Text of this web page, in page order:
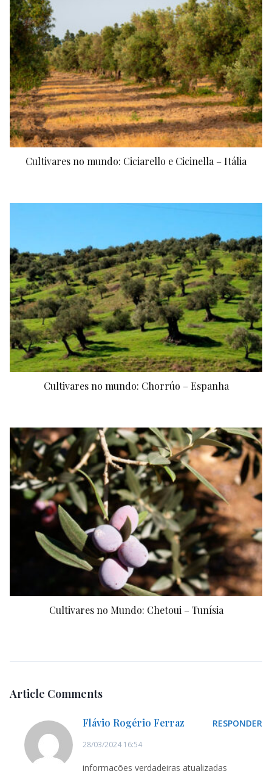
Cultivares no mundo: Ciciarello e Cicinella – Itália
Cultivares no mundo: Chorrúo – Espanha
Cultivares no Mundo: Chetoui – Tunísia
Article Comments
Flávio Rogério Ferraz
28/03/2024 16:54
RESPONDER
informações verdadeiras atualizadas